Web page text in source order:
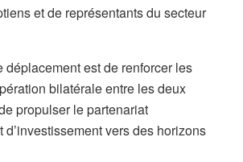
et de représentants du secteur
déplacement est de renforcer les
bilatérale entre les deux
propulser le partenariat
d’investissement vers des horizons